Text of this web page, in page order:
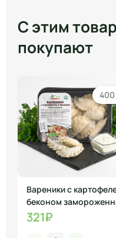
С этим
покупают
400
Вареники с
беконом
321₽